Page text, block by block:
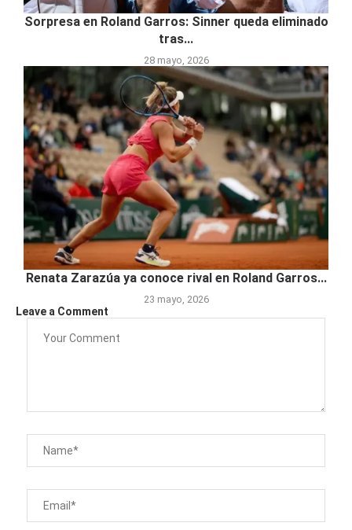
Sorpresa en Roland Garros: Sinner queda eliminado
tras...
28 mayo, 2026
Renata Zarazúa ya conoce rival en Roland Garros...
23 mayo, 2026
Leave a Comment